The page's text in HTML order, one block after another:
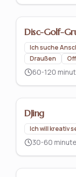
Disc-Golf-
Ich suche
Draußen
60-120
DJing
Ich will kreativ
30-60